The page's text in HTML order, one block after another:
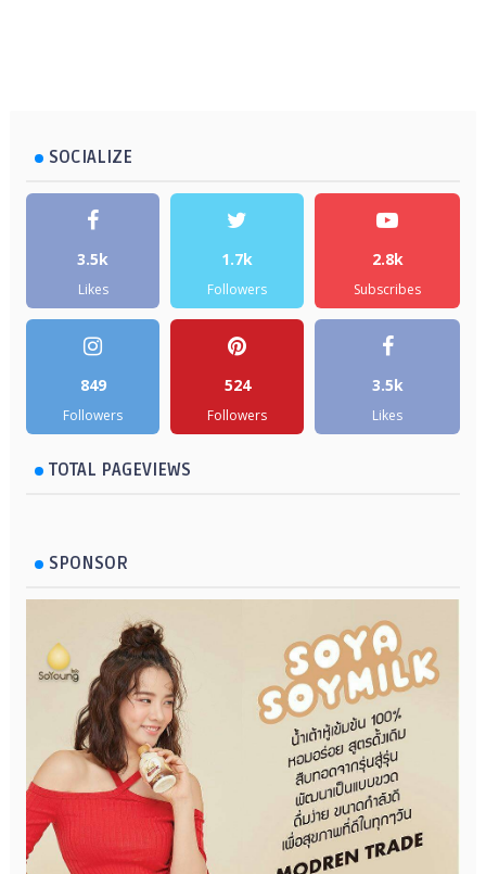
SOCIALIZE
3.5k
Likes
1.7k
Followers
2.8k
Subscribes
849
Followers
524
Followers
3.5k
Likes
TOTAL PAGEVIEWS
SPONSOR